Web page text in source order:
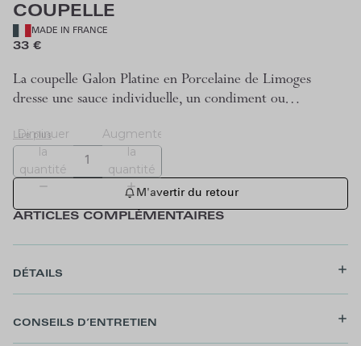
COUPELLE
MADE IN FRANCE
33 €
La coupelle Galon Platine en Porcelaine de Limoges
dresse une sauce individuelle, un condiment ou…
Lire plus
Diminuer
la
quantité
Augmenter
la
quantité
M'avertir du retour
ARTICLES COMPLÉMENTAIRES
DÉTAILS
CONSEILS D’ENTRETIEN